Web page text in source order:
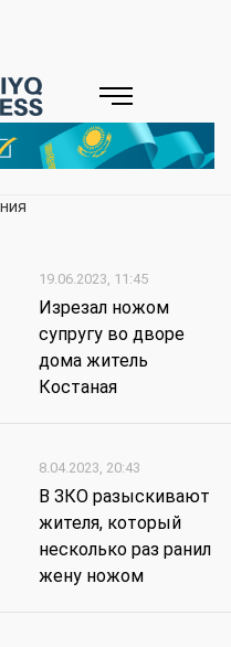
19.06.2023, 11:45
Изрезал ножом
супругу во дворе
дома житель
Костаная
8.04.2023, 20:43
В ЗКО разыскивают
жителя, который
несколько раз ранил
жену ножом